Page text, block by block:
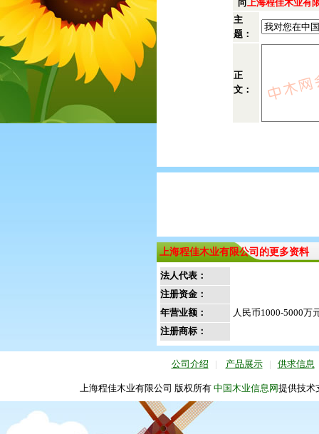
向上海程佳木业有
主
题：
正
文：
上海程佳木业有限公司的更多资料
法人代表：
注册资金：
年营业额：
人民币1000-5000万
注册商标：
公司介绍 | 产品展示 | 供求信息
上海程佳木业有限公司 版权所有 中国木业信息网提供技术